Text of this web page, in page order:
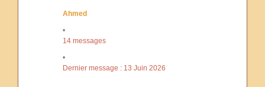
Ahmed
14 messages
Dernier message : 13 Juin 2026